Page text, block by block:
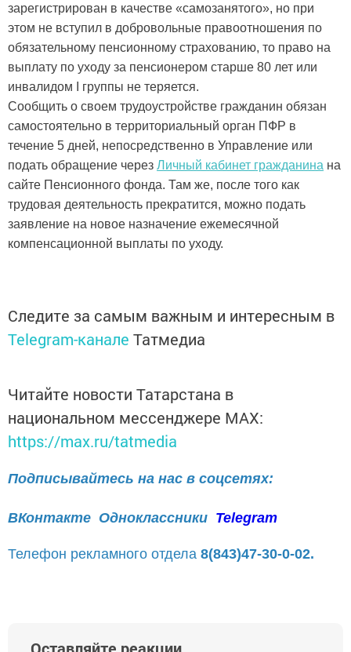
зарегистрирован в качестве «самозанятого», но при
этом не вступил в добровольные правоотношения по
обязательному пенсионному страхованию, то право на
выплату по уходу за пенсионером старше 80 лет или
инвалидом I группы не теряется.
Сообщить о своем трудоустройстве гражданин обязан
самостоятельно в территориальный орган ПФР в
течение 5 дней, непосредственно в Управление или
подать обращение через Личный кабинет гражданина на
сайте Пенсионного фонда. Там же, после того как
трудовая деятельность прекратится, можно подать
заявление на новое назначение ежемесячной
компенсационной выплаты по уходу.
Следите за самым важным и интересным в
Telegram-канале Татмедиа
Читайте новости Татарстана в
национальном мессенджере MАХ:
https://max.ru/tatmedia
Подписывайтесь на нас в соцсетях:
ВКонтакте Одноклассники Telegram
Телефон рекламного отдела 8(843)47-30-0-02.